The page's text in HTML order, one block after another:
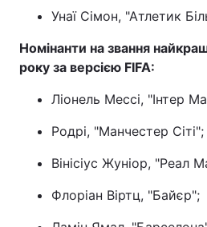
Унаї Сімон, "Атлетик
Номінанти на звання
року за версією FIFA:
Ліонель Мессі, "Інтер
Родрі, "Манчестер Сіті";
Вінісіус Жуніор, "Реал
Флоріан Віртц, "Байєр";